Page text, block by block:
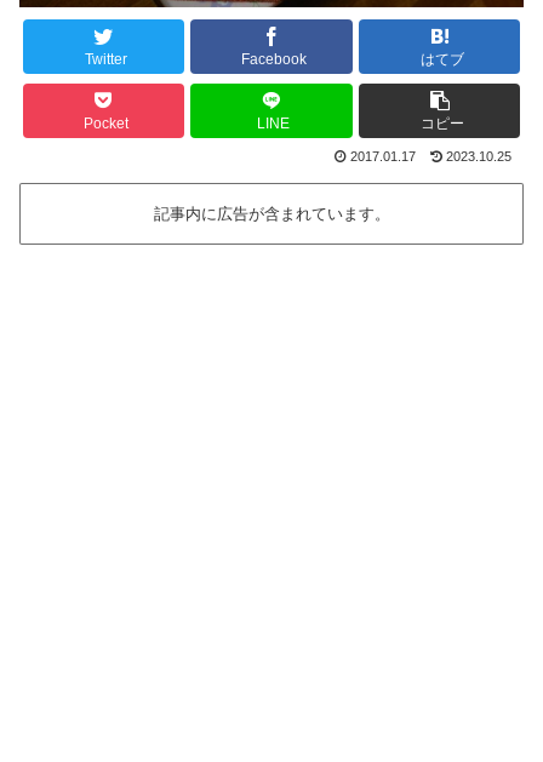
Twitter Facebook はてブ
Pocket LINE コピー
2017.01.17 2023.10.25
記事内に広告が含まれています。